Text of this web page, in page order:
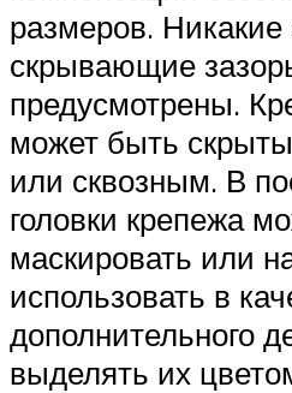
размеров. Никакие
скрывающие
предусмотрены.
может быть
или сквозным. В
головки крепежа
маскировать или
использовать в
дополнительного
выделять их